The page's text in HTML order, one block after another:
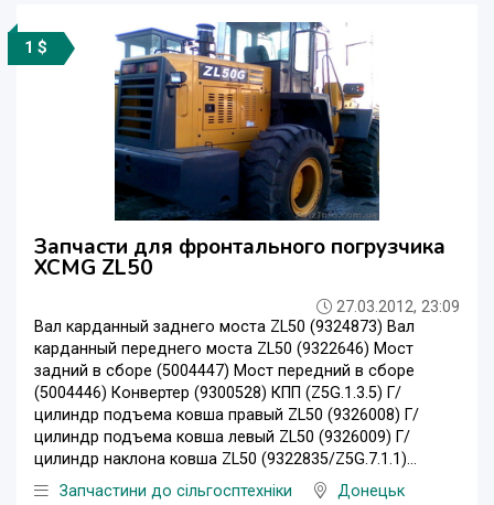
1 $
Запчасти для фронтального погрузчика
XCMG ZL50
27.03.2012, 23:09
Вал карданный заднего моста ZL50 (9324873) Вал
карданный переднего моста ZL50 (9322646) Мост
задний в сборе (5004447) Мост передний в сборе
(5004446) Конвертер (9300528) КПП (Z5G.1.3.5) Г/
цилиндр подъема ковша правый ZL50 (9326008) Г/
цилиндр подъема ковша левый ZL50 (9326009) Г/
цилиндр наклона ковша ZL50 (9322835/Z5G.7.1.1)...
Запчастини до сільгосптехніки
Донецьк